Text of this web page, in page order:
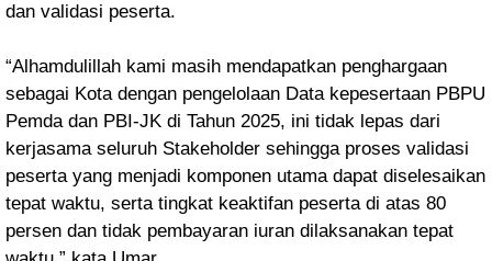
dan validasi peserta.
“Alhamdulillah kami masih mendapatkan penghargaan
sebagai Kota dengan pengelolaan Data kepesertaan PBPU
Pemda dan PBI-JK di Tahun 2025, ini tidak lepas dari
kerjasama seluruh Stakeholder sehingga proses validasi
peserta yang menjadi komponen utama dapat diselesaikan
tepat waktu, serta tingkat keaktifan peserta di atas 80
persen dan tidak pembayaran iuran dilaksanakan tepat